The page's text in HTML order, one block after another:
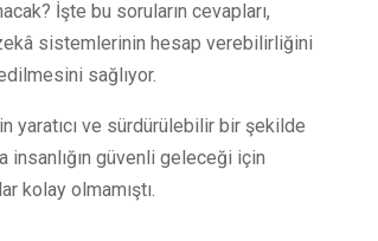
İşte bu soruların cevapları,
sistemlerinin hesap verebilirliğini
sağlıyor.
yaratıcı ve sürdürülebilir bir şekilde
insanlığın güvenli geleceği için
kolay olmamıştı.